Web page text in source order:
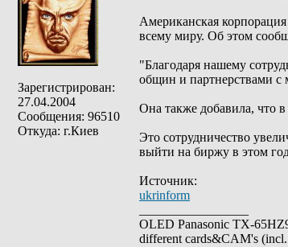
Зарегистрирован:
27.04.2004
Сообщения: 96510
Откуда: г.Киев
Американская
всему миру. Об этом
"Благодаря нашему
общин и партнерствами с
Она также добавила, что
Это сотрудничество
выйти на биржу в этом
Источник:
ukrinform
OLED Panasonic TX-
different cards&CAM's